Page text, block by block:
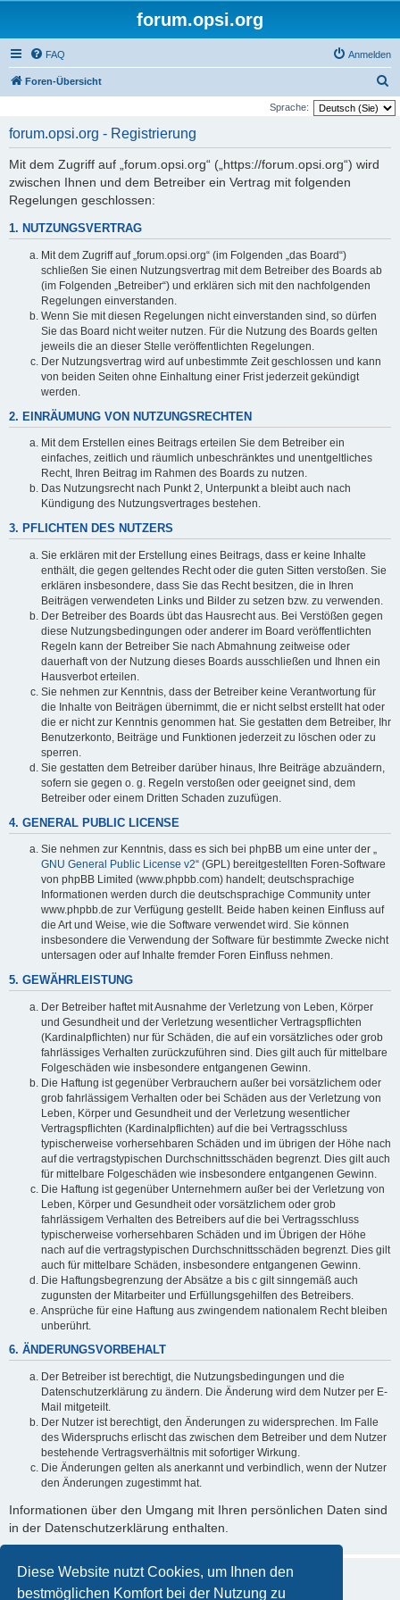
Diese Website nutzt Cookies, um Ihnen den
bestmöglichen Komfort bei der Nutzung zu
forum.opsi.org
FAQ Anmelden
Foren-Übersicht
u
Sprache:
forum.opsi.org - Registrierung
Mit dem Zugriff auf „forum.opsi.org“ („https://forum.opsi.org“) wird
zwischen Ihnen und dem Betreiber ein Vertrag mit folgenden
Regelungen geschlossen:
1. NUTZUNGSVERTRAG
Mit dem Zugriff auf „forum.opsi.org“ (im Folgenden „das Board“)
schließen Sie einen Nutzungsvertrag mit dem Betreiber des Boards ab
(im Folgenden „Betreiber“) und erklären sich mit den nachfolgenden
Regelungen einverstanden.
Wenn Sie mit diesen Regelungen nicht einverstanden sind, so dürfen
Sie das Board nicht weiter nutzen. Für die Nutzung des Boards gelten
jeweils die an dieser Stelle veröffentlichten Regelungen.
Der Nutzungsvertrag wird auf unbestimmte Zeit geschlossen und kann
von beiden Seiten ohne Einhaltung einer Frist jederzeit gekündigt
werden.
2. EINRÄUMUNG VON NUTZUNGSRECHTEN
Mit dem Erstellen eines Beitrags erteilen Sie dem Betreiber ein
einfaches, zeitlich und räumlich unbeschränktes und unentgeltliches
Recht, Ihren Beitrag im Rahmen des Boards zu nutzen.
Das Nutzungsrecht nach Punkt 2, Unterpunkt a bleibt auch nach
Kündigung des Nutzungsvertrages bestehen.
3. PFLICHTEN DES NUTZERS
Sie erklären mit der Erstellung eines Beitrags, dass er keine Inhalte
enthält, die gegen geltendes Recht oder die guten Sitten verstoßen. Sie
erklären insbesondere, dass Sie das Recht besitzen, die in Ihren
Beiträgen verwendeten Links und Bilder zu setzen bzw. zu verwenden.
Der Betreiber des Boards übt das Hausrecht aus. Bei Verstößen gegen
diese Nutzungsbedingungen oder anderer im Board veröffentlichten
Regeln kann der Betreiber Sie nach Abmahnung zeitweise oder
dauerhaft von der Nutzung dieses Boards ausschließen und Ihnen ein
Hausverbot erteilen.
Sie nehmen zur Kenntnis, dass der Betreiber keine Verantwortung für
die Inhalte von Beiträgen übernimmt, die er nicht selbst erstellt hat oder
die er nicht zur Kenntnis genommen hat. Sie gestatten dem Betreiber, Ihr
Benutzerkonto, Beiträge und Funktionen jederzeit zu löschen oder zu
sperren.
Sie gestatten dem Betreiber darüber hinaus, Ihre Beiträge abzuändern,
sofern sie gegen o. g. Regeln verstoßen oder geeignet sind, dem
Betreiber oder einem Dritten Schaden zuzufügen.
4. GENERAL PUBLIC LICENSE
Sie nehmen zur Kenntnis, dass es sich bei phpBB um eine unter der „
GNU General Public License v2“ (GPL) bereitgestellten Foren-Software
von phpBB Limited (www.phpbb.com) handelt; deutschsprachige
Informationen werden durch die deutschsprachige Community unter
www.phpbb.de zur Verfügung gestellt. Beide haben keinen Einfluss auf
die Art und Weise, wie die Software verwendet wird. Sie können
insbesondere die Verwendung der Software für bestimmte Zwecke nicht
untersagen oder auf Inhalte fremder Foren Einfluss nehmen.
5. GEWÄHRLEISTUNG
Der Betreiber haftet mit Ausnahme der Verletzung von Leben, Körper
und Gesundheit und der Verletzung wesentlicher Vertragspflichten
(Kardinalpflichten) nur für Schäden, die auf ein vorsätzliches oder grob
fahrlässiges Verhalten zurückzuführen sind. Dies gilt auch für mittelbare
Folgeschäden wie insbesondere entgangenen Gewinn.
Die Haftung ist gegenüber Verbrauchern außer bei vorsätzlichem oder
grob fahrlässigem Verhalten oder bei Schäden aus der Verletzung von
Leben, Körper und Gesundheit und der Verletzung wesentlicher
Vertragspflichten (Kardinalpflichten) auf die bei Vertragsschluss
typischerweise vorhersehbaren Schäden und im übrigen der Höhe nach
auf die vertragstypischen Durchschnittsschäden begrenzt. Dies gilt auch
für mittelbare Folgeschäden wie insbesondere entgangenen Gewinn.
Die Haftung ist gegenüber Unternehmern außer bei der Verletzung von
Leben, Körper und Gesundheit oder vorsätzlichem oder grob
fahrlässigem Verhalten des Betreibers auf die bei Vertragsschluss
typischerweise vorhersehbaren Schäden und im Übrigen der Höhe
nach auf die vertragstypischen Durchschnittsschäden begrenzt. Dies gilt
auch für mittelbare Schäden, insbesondere entgangenen Gewinn.
Die Haftungsbegrenzung der Absätze a bis c gilt sinngemäß auch
zugunsten der Mitarbeiter und Erfüllungsgehilfen des Betreibers.
Ansprüche für eine Haftung aus zwingendem nationalem Recht bleiben
unberührt.
6. ÄNDERUNGSVORBEHALT
Der Betreiber ist berechtigt, die Nutzungsbedingungen und die
Datenschutzerklärung zu ändern. Die Änderung wird dem Nutzer per E-
Mail mitgeteilt.
Der Nutzer ist berechtigt, den Änderungen zu widersprechen. Im Falle
des Widerspruchs erlischt das zwischen dem Betreiber und dem Nutzer
bestehende Vertragsverhältnis mit sofortiger Wirkung.
Die Änderungen gelten als anerkannt und verbindlich, wenn der Nutzer
den Änderungen zugestimmt hat.
Informationen über den Umgang mit Ihren persönlichen Daten sind
in der Datenschutzerklärung enthalten.